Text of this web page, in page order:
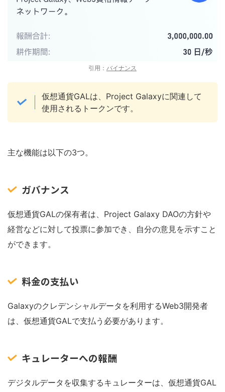
引用： バイナンス
仮想通貨GALは、Project Galaxyに関連して
使用されるトークンです。
主な機能は以下の3つ。
ガバナンス
仮想通貨GALの保有者は、Project Galaxy DAOの方針や
経営などに対して投票に参加でき、自分の意見を示すこと
ができます。
料金の支払い
Galaxyのクレデンシャルデータを利用するWeb3開発者
は、仮想通貨GALで支払う必要があります。
キュレーターへの報酬
デジタルデータを収集するキュレーターは、仮想通貨GAL